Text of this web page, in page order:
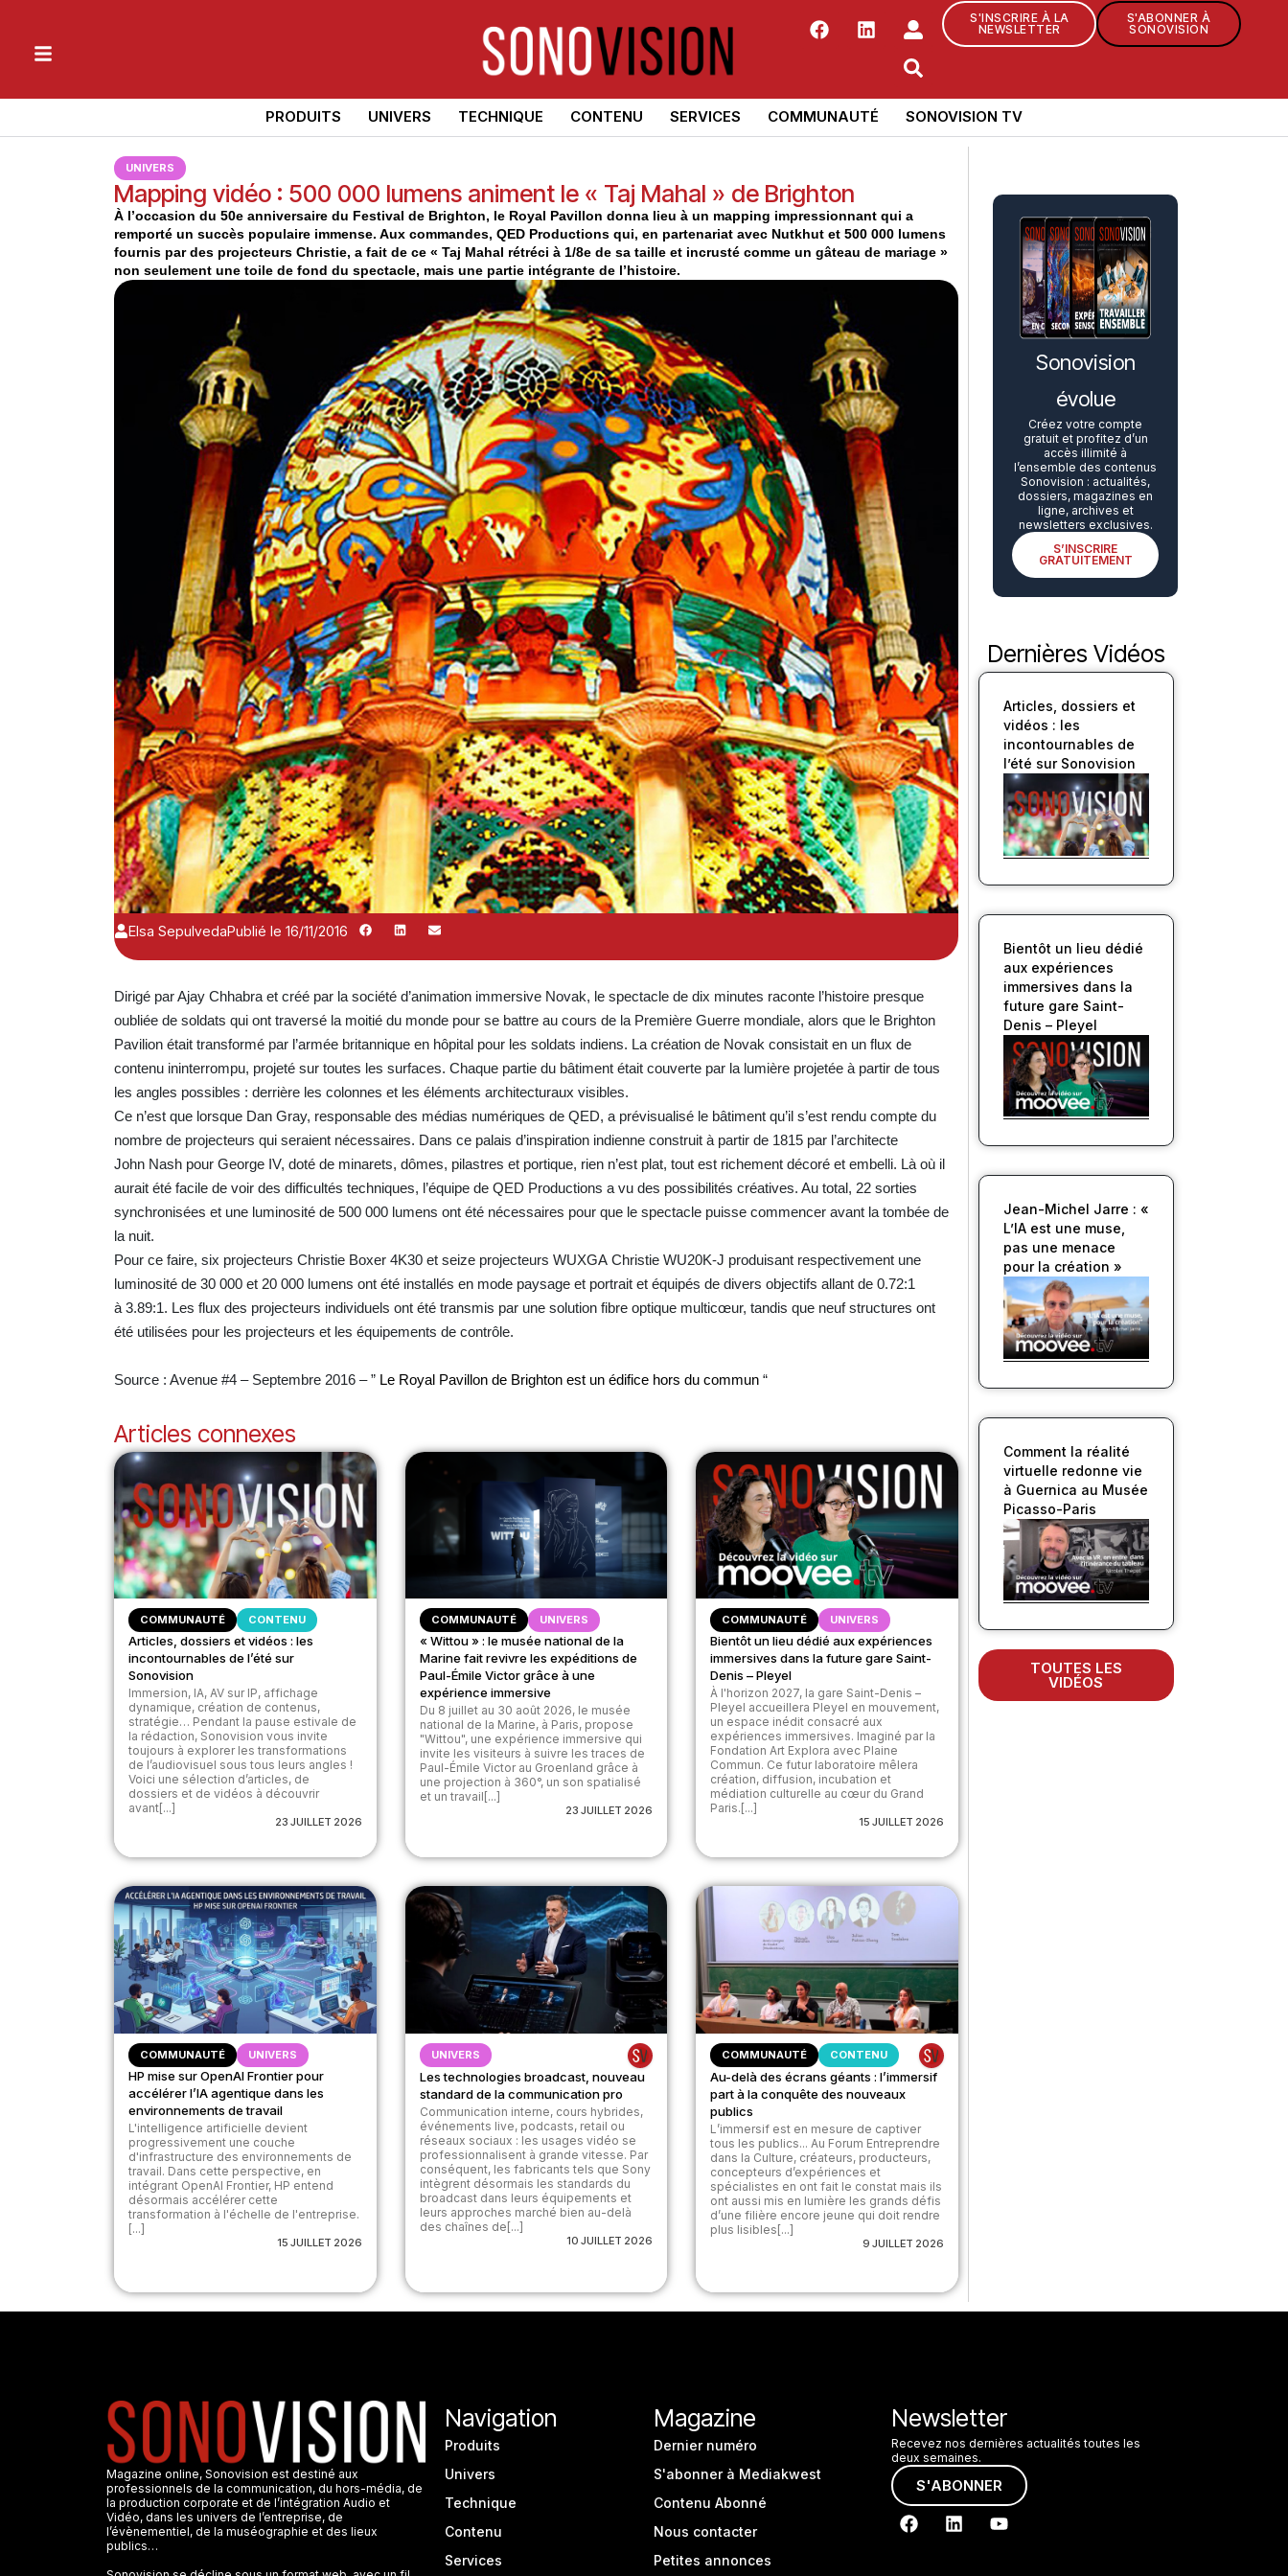
S'INSCRIRE À LA
NEWSLETTER
S'ABONNER À
SONOVISION
PRODUITS UNIVERS TECHNIQUE CONTENU SERVICES COMMUNAUTÉ SONOVISION TV
UNIVERS
Mapping vidéo : 500 000 lumens animent le « Taj Mahal » de Brighton
À l’occasion du 50e anniversaire du Festival de Brighton, le Royal Pavillon donna lieu à un mapping impressionnant qui a
remporté un succès populaire immense. Aux commandes, QED Productions qui, en partenariat avec Nutkhut et 500 000 lumens
fournis par des projecteurs Christie, a fait de ce « Taj Mahal rétréci à 1/8e de sa taille et incrusté comme un gâteau de mariage »
non seulement une toile de fond du spectacle, mais une partie intégrante de l’histoire.
Elsa SepulvedaPublié le 16/11/2016
Dirigé par Ajay Chhabra et créé par la société d’animation immersive Novak, le spectacle de dix minutes raconte l’histoire presque
oubliée de soldats qui ont traversé la moitié du monde pour se battre au cours de la Première Guerre mondiale, alors que le Brighton
Pavilion était transformé par l’armée britannique en hôpital pour les soldats indiens. La création de Novak consistait en un flux de
contenu ininterrompu, projeté sur toutes les surfaces. Chaque partie du bâtiment était couverte par la lumière projetée à partir de tous
les angles possibles : derrière les colonnes et les éléments architecturaux visibles.
Ce n’est que lorsque Dan Gray, responsable des médias numériques de QED, a prévisualisé le bâtiment qu’il s’est rendu compte du
nombre de projecteurs qui seraient nécessaires. Dans ce palais d’inspiration indienne construit à partir de 1815 par l’architecte
John Nash pour George IV, doté de minarets, dômes, pilastres et portique, rien n’est plat, tout est richement décoré et embelli. Là où il
aurait été facile de voir des difficultés techniques, l’équipe de QED Productions a vu des possibilités créatives. Au total, 22 sorties
synchronisées et une luminosité de 500 000 lumens ont été nécessaires pour que le spectacle puisse commencer avant la tombée de
la nuit.
Pour ce faire, six projecteurs Christie Boxer 4K30 et seize projecteurs WUXGA Christie WU20K-J produisant respectivement une
luminosité de 30 000 et 20 000 lumens ont été installés en mode paysage et portrait et équipés de divers objectifs allant de 0.72:1
à 3.89:1. Les flux des projecteurs individuels ont été transmis par une solution fibre optique multicœur, tandis que neuf structures ont
été utilisées pour les projecteurs et les équipements de contrôle.
Source : Avenue #4 – Septembre 2016 – ” Le Royal Pavillon de Brighton est un édifice hors du commun “
Articles connexes
COMMUNAUTÉ CONTENU
Articles, dossiers et vidéos : les
incontournables de l’été sur
Sonovision
Immersion, IA, AV sur IP, affichage
dynamique, création de contenus,
stratégie… Pendant la pause estivale de
la rédaction, Sonovision vous invite
toujours à explorer les transformations
de l’audiovisuel sous tous leurs angles !
Voici une sélection d’articles, de
dossiers et de vidéos à découvrir
avant[...]
23 JUILLET 2026
COMMUNAUTÉ UNIVERS
« Wittou » : le musée national de la
Marine fait revivre les expéditions de
Paul-Émile Victor grâce à une
expérience immersive
Du 8 juillet au 30 août 2026, le musée
national de la Marine, à Paris, propose
"Wittou", une expérience immersive qui
invite les visiteurs à suivre les traces de
Paul-Émile Victor au Groenland grâce à
une projection à 360°, un son spatialisé
et un travail[...]
23 JUILLET 2026
COMMUNAUTÉ UNIVERS
Bientôt un lieu dédié aux expériences
immersives dans la future gare Saint-
Denis – Pleyel
À l'horizon 2027, la gare Saint-Denis –
Pleyel accueillera Pleyel en mouvement,
un espace inédit consacré aux
expériences immersives. Imaginé par la
Fondation Art Explora avec Plaine
Commun. Ce futur laboratoire mêlera
création, diffusion, incubation et
médiation culturelle au cœur du Grand
Paris.[...]
15 JUILLET 2026
COMMUNAUTÉ UNIVERS
HP mise sur OpenAI Frontier pour
accélérer l’IA agentique dans les
environnements de travail
L'intelligence artificielle devient
progressivement une couche
d'infrastructure des environnements de
travail. Dans cette perspective, en
intégrant OpenAI Frontier, HP entend
désormais accélérer cette
transformation à l'échelle de l'entreprise.
[...]
15 JUILLET 2026
UNIVERS
Les technologies broadcast, nouveau
standard de la communication pro
Communication interne, cours hybrides,
événements live, podcasts, retail ou
réseaux sociaux : les usages vidéo se
professionnalisent à grande vitesse. Par
conséquent, les fabricants tels que Sony
intègrent désormais les standards du
broadcast dans leurs équipements et
leurs approches marché bien au-delà
des chaînes de[...]
10 JUILLET 2026
COMMUNAUTÉ CONTENU
Au-delà des écrans géants : l’immersif
part à la conquête des nouveaux
publics
L’immersif est en mesure de captiver
tous les publics... Au Forum Entreprendre
dans la Culture, créateurs, producteurs,
concepteurs d’expériences et
spécialistes en ont fait le constat mais ils
ont aussi mis en lumière les grands défis
d’une filière encore jeune qui doit rendre
plus lisibles[...]
9 JUILLET 2026
Sonovision
évolue
Créez votre compte
gratuit et profitez d’un
accès illimité à
l’ensemble des contenus
Sonovision : actualités,
dossiers, magazines en
ligne, archives et
newsletters exclusives.
S’INSCRIRE
GRATUITEMENT
Dernières Vidéos
Articles, dossiers et
vidéos : les
incontournables de
l’été sur Sonovision
Bientôt un lieu dédié
aux expériences
immersives dans la
future gare Saint-
Denis – Pleyel
Jean-Michel Jarre : «
L’IA est une muse,
pas une menace
pour la création »
Comment la réalité
virtuelle redonne vie
à Guernica au Musée
Picasso-Paris
TOUTES LES
VIDÉOS
Magazine online, Sonovision est destiné aux
professionnels de la communication, du hors-média, de
la production corporate et de l’intégration Audio et
Vidéo, dans les univers de l’entreprise, de
l’évènementiel, de la muséographie et des lieux
publics…
Navigation
Produits
Univers
Technique
Contenu
Services
Magazine
Dernier numéro
S'abonner à Mediakwest
Contenu Abonné
Nous contacter
Petites annonces
Newsletter
Recevez nos dernières actualités toutes les
deux semaines.
S'ABONNER